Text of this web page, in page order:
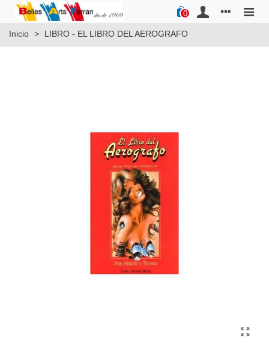
0
Inicio > LIBRO - EL LIBRO DEL AEROGRAFO